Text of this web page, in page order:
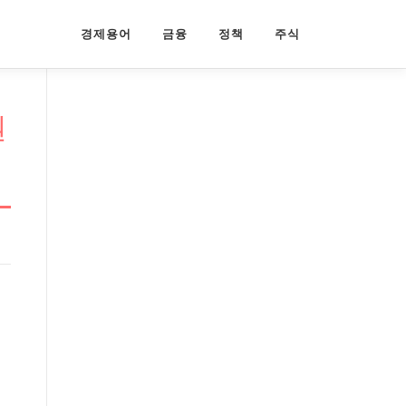
경제용어 금융 정책 주식